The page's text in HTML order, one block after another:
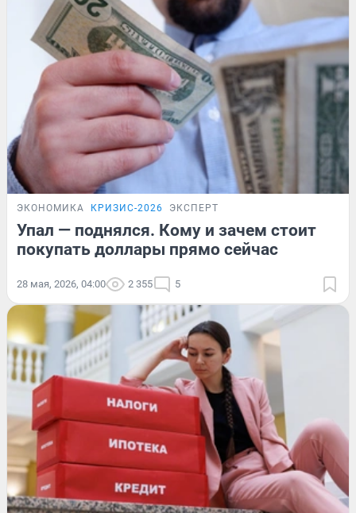
ЭКОНОМИКА КРИЗИС-2026 ЭКСПЕРТ
Упал — поднялся. Кому и зачем стоит
покупать доллары прямо сейчас
28 мая, 2026, 04:00 2 355 5